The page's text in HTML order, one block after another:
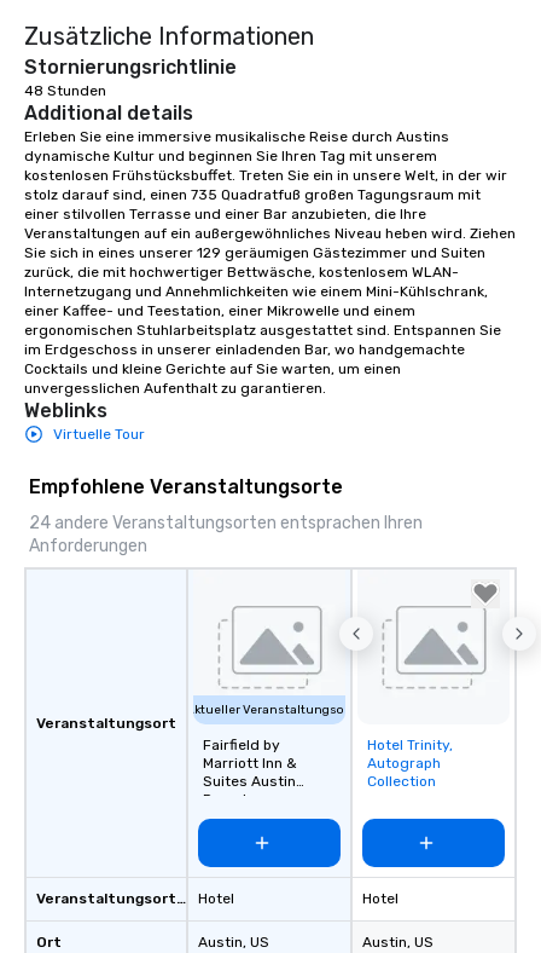
Zusätzliche Informationen
Stornierungsrichtlinie
48 Stunden
Additional details
Erleben Sie eine immersive musikalische Reise durch Austins
dynamische Kultur und beginnen Sie Ihren Tag mit unserem
kostenlosen Frühstücksbuffet. Treten Sie ein in unsere Welt, in der wir
stolz darauf sind, einen 735 Quadratfuß großen Tagungsraum mit
einer stilvollen Terrasse und einer Bar anzubieten, die Ihre
Veranstaltungen auf ein außergewöhnliches Niveau heben wird. Ziehen
Sie sich in eines unserer 129 geräumigen Gästezimmer und Suiten
zurück, die mit hochwertiger Bettwäsche, kostenlosem WLAN-
Internetzugang und Annehmlichkeiten wie einem Mini-Kühlschrank,
einer Kaffee- und Teestation, einer Mikrowelle und einem
ergonomischen Stuhlarbeitsplatz ausgestattet sind. Entspannen Sie
im Erdgeschoss in unserer einladenden Bar, wo handgemachte
Cocktails und kleine Gerichte auf Sie warten, um einen
unvergesslichen Aufenthalt zu garantieren.
Weblinks
Virtuelle Tour
Empfohlene Veranstaltungsorte
24 andere Veranstaltungsorten entsprachen Ihren
Anforderungen
Veranstaltungsort
Veranstaltungsortstyp
Ort
Aktueller Veranstaltungsort
Fairfield by
Marriott Inn &
Suites Austin
Downtown
Hotel
Austin, US
Removed from
favorites
Hotel Trinity,
Autograph
Collection
Hotel
Austin, US